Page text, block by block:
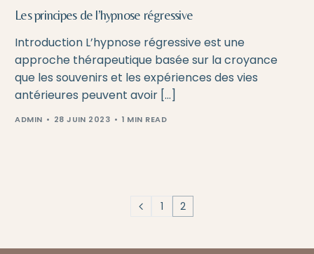
Les principes de l’hypnose régressive
Introduction L’hypnose régressive est une
approche thérapeutique basée sur la croyance
que les souvenirs et les expériences des vies
antérieures peuvent avoir […]
ADMIN 28 JUIN 2023 1 MIN READ
1 2